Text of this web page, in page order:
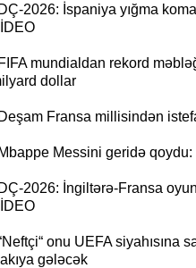
2026: İspaniya yığma
mundialdan rekord
dollar
Fransa millisindən
Messini geridə qoydu:
2026: İngiltərə-Fransa
onu UEFA siyahısına
gələcək